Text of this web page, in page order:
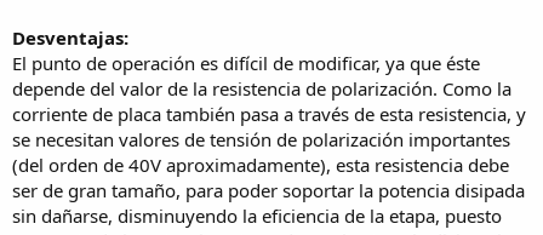
Desventajas:
El punto de operación es difícil de modificar, ya que éste
depende del valor de la resistencia de polarización. Como la
corriente de placa también pasa a través de esta resistencia, y
se necesitan valores de tensión de polarización importantes
(del orden de 40V aproximadamente), esta resistencia debe
ser de gran tamaño, para poder soportar la potencia disipada
sin dañarse, disminuyendo la eficiencia de la etapa, puesto